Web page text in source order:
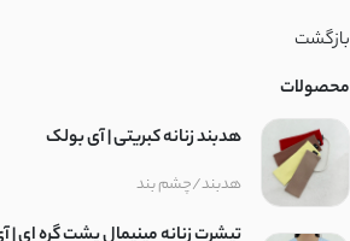
بازگشت
محصولات
هدبند زنانه کبریتی | آی بولک
هدبند/چشم بند